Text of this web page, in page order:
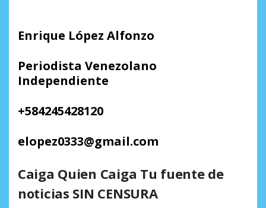
Enrique López Alfonzo
Periodista Venezolano
Independiente
+584245428120
elopez0333@gmail.com
Caiga Quien Caiga Tu fuente de
noticias SIN CENSURA